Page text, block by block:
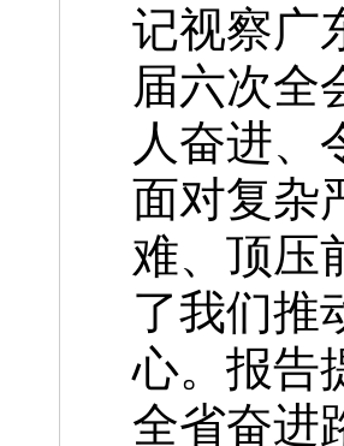
记视察广
届六次全
人奋进、
面对复杂
难、顶压
了我们推
心。报告
全省奋进